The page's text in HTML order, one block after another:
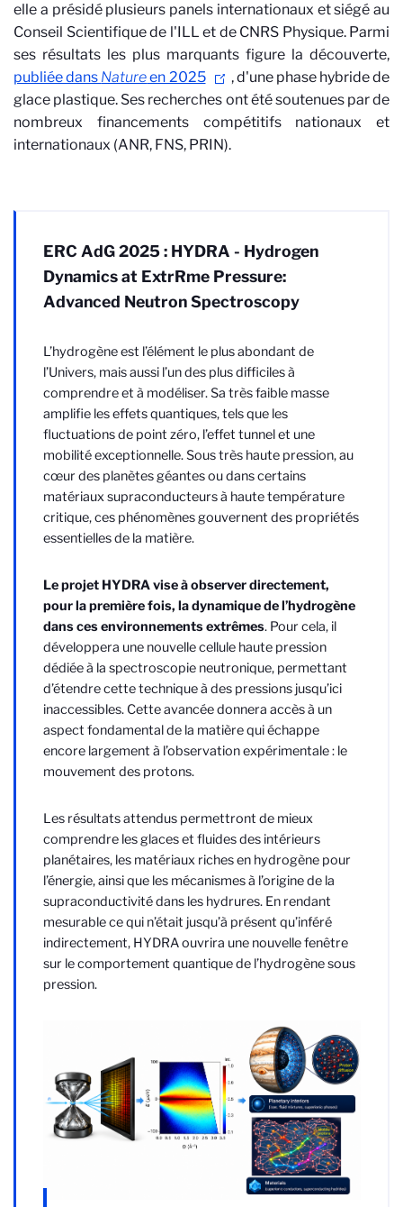
elle a présidé plusieurs panels internationaux et siégé au
Conseil Scientifique de l'ILL et de CNRS Physique. Parmi
ses résultats les plus marquants figure la découverte,
publiée dans Natureen 2025
, d'une phase hybride de
glace plastique. Ses recherches ont été soutenues par de
nombreux financements compétitifs nationaux et
internationaux (ANR, FNS, PRIN).
ERC AdG 2025 : HYDRA - Hydrogen
Dynamics at ExtrRme Pressure:
Advanced Neutron Spectroscopy
L’hydrogène est l’élément le plus abondant de
l’Univers, mais aussi l’un des plus difficiles à
comprendre et à modéliser. Sa très faible masse
amplifie les effets quantiques, tels que les
fluctuations de point zéro, l’effet tunnel et une
mobilité exceptionnelle. Sous très haute pression, au
cœur des planètes géantes ou dans certains
matériaux supraconducteurs à haute température
critique, ces phénomènes gouvernent des propriétés
essentielles de la matière.
Le projet HYDRA vise à observer directement,
pour la première fois, la dynamique de l’hydrogène
dans ces environnements extrêmes. Pour cela, il
développera une nouvelle cellule haute pression
dédiée à la spectroscopie neutronique, permettant
d’étendre cette technique à des pressions jusqu’ici
inaccessibles. Cette avancée donnera accès à un
aspect fondamental de la matière qui échappe
encore largement à l’observation expérimentale : le
mouvement des protons.
Les résultats attendus permettront de mieux
comprendre les glaces et fluides des intérieurs
planétaires, les matériaux riches en hydrogène pour
l’énergie, ainsi que les mécanismes à l’origine de la
supraconductivité dans les hydrures. En rendant
mesurable ce qui n’était jusqu’à présent qu’inféré
indirectement, HYDRA ouvrira une nouvelle fenêtre
sur le comportement quantique de l’hydrogène sous
pression.